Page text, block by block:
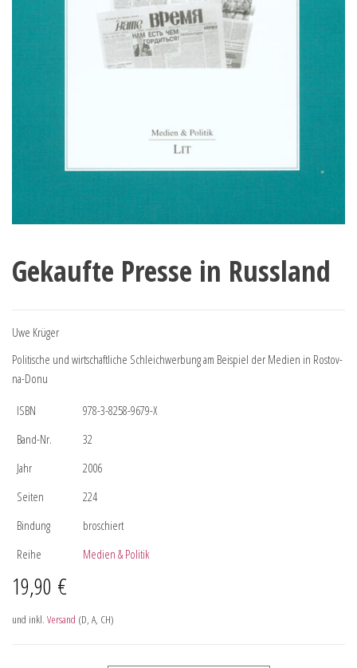
Gekaufte Presse in Russland
Uwe Krüger
Politische und wirtschaftliche Schleichwerbung am Beispiel der Medien in Rostov-
na-Donu
ISBN
978-3-8258-9679-X
Band-Nr.
32
Jahr
2006
Seiten
224
Bindung
broschiert
Reihe
Medien & Politik
19,90 €
und inkl. Versand (D, A, CH)